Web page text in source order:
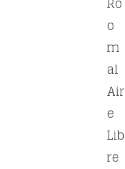
o
m
al
Air
e
Lib
re